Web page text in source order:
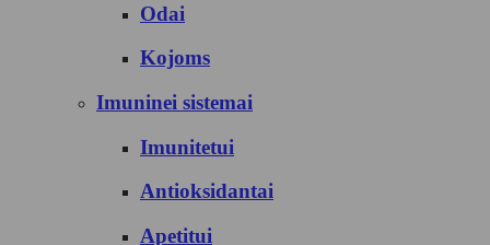
Odai
Kojoms
Imuninei sistemai
Imunitetui
Antioksidantai
Apetitui